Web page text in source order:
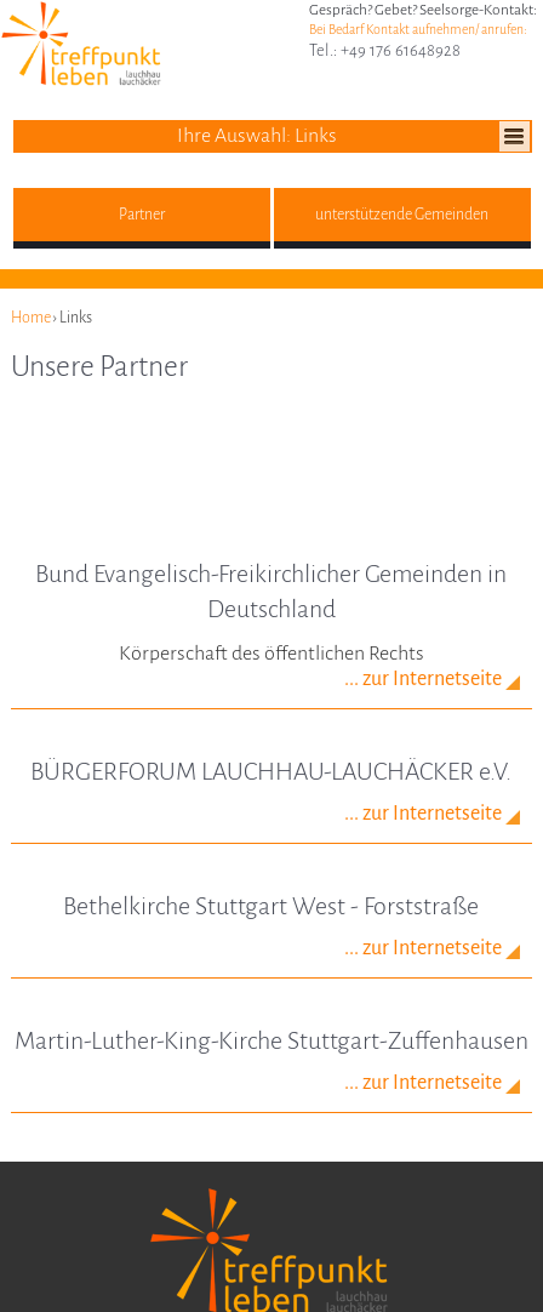
Gespräch? Gebet? Seelsorge-Kontakt:
Bei Bedarf Kontakt aufnehmen/ anrufen:
Tel.: +49 176 61648928
Ihre Auswahl: Links
Partner unterstützende Gemeinden
Home› Links
Unsere Partner
Bund Evangelisch-Freikirchlicher Gemeinden in
Deutschland
Körperschaft des öffentlichen Rechts
... zur Internetseite
BÜRGERFORUM LAUCHHAU-LAUCHÄCKER e.V.
... zur Internetseite
Bethelkirche Stuttgart West - Forststraße
... zur Internetseite
Martin-Luther-King-Kirche Stuttgart-Zuffenhausen
... zur Internetseite